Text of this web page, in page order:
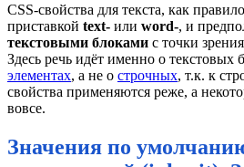
CSS-свойства для текста, как
приставкой text- или word-, и
текстовыми блоками с точки
Здесь речь идёт именно о текстовых
элементах, а не о строчных, т.к. к
свойства применяются реже, а
вовсе.
Значения по